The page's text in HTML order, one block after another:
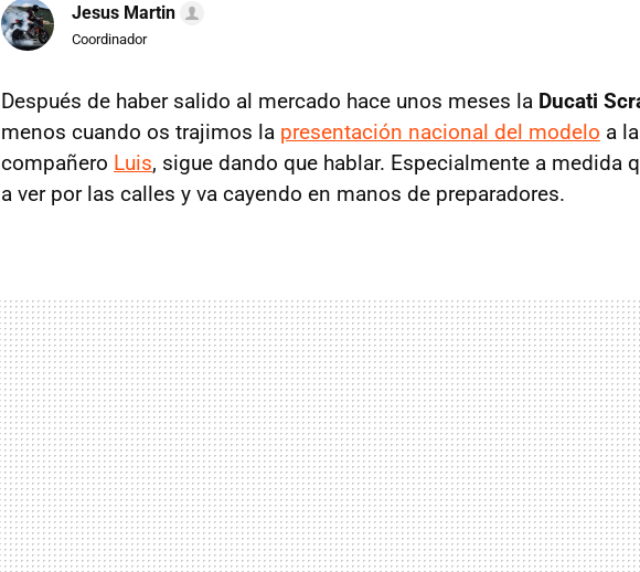
Jesus Martin
Coordinador
Después de haber salido al mercado hace unos meses la Ducati
menos cuando os trajimos la presentación nacional del modelo a
compañero Luis, sigue dando que hablar. Especialmente a medida
a ver por las calles y va cayendo en manos de preparadores.